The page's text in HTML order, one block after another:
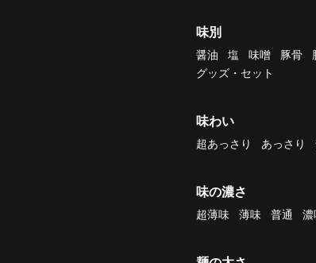
味別
醤油 塩 味噌 豚骨
グッズ・セット
味わい
超あっさり あっさり
味の濃さ
超薄味 薄味 普通 濃